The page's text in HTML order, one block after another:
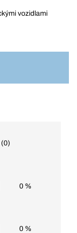
vozidlami
(0)
0 %
0 %